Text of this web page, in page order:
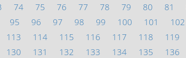
74 75 76 77 78 79 80 81
95 96 97 98 99 100 101 102
113 114 115 116 117 118 119
130 131 132 133 134 135 136